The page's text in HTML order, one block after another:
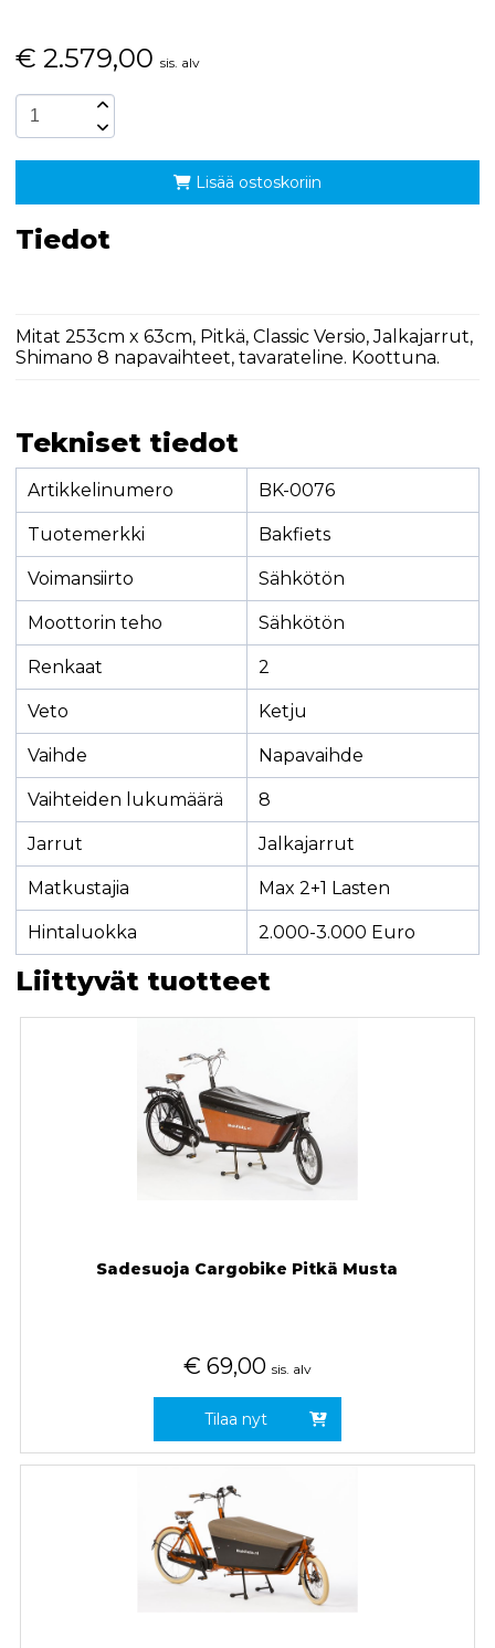
€ 2.579,00 sis. alv
Lisää ostoskoriin
Tiedot
Mitat 253cm x 63cm, Pitkä, Classic Versio, Jalkajarrut,
Shimano 8 napavaihteet, tavarateline. Koottuna.
Tekniset tiedot
Artikkelinumero BK-0076
Tuotemerkki Bakfiets
Voimansiirto Sähkötön
Moottorin teho Sähkötön
Renkaat 2
Veto Ketju
Vaihde Napavaihde
Vaihteiden lukumäärä 8
Jarrut Jalkajarrut
Matkustajia Max 2+1 Lasten
Hintaluokka 2.000-3.000 Euro
Liittyvät tuotteet
Sadesuoja Cargobike Pitkä Musta
€ 69,00 sis. alv
Tilaa nyt